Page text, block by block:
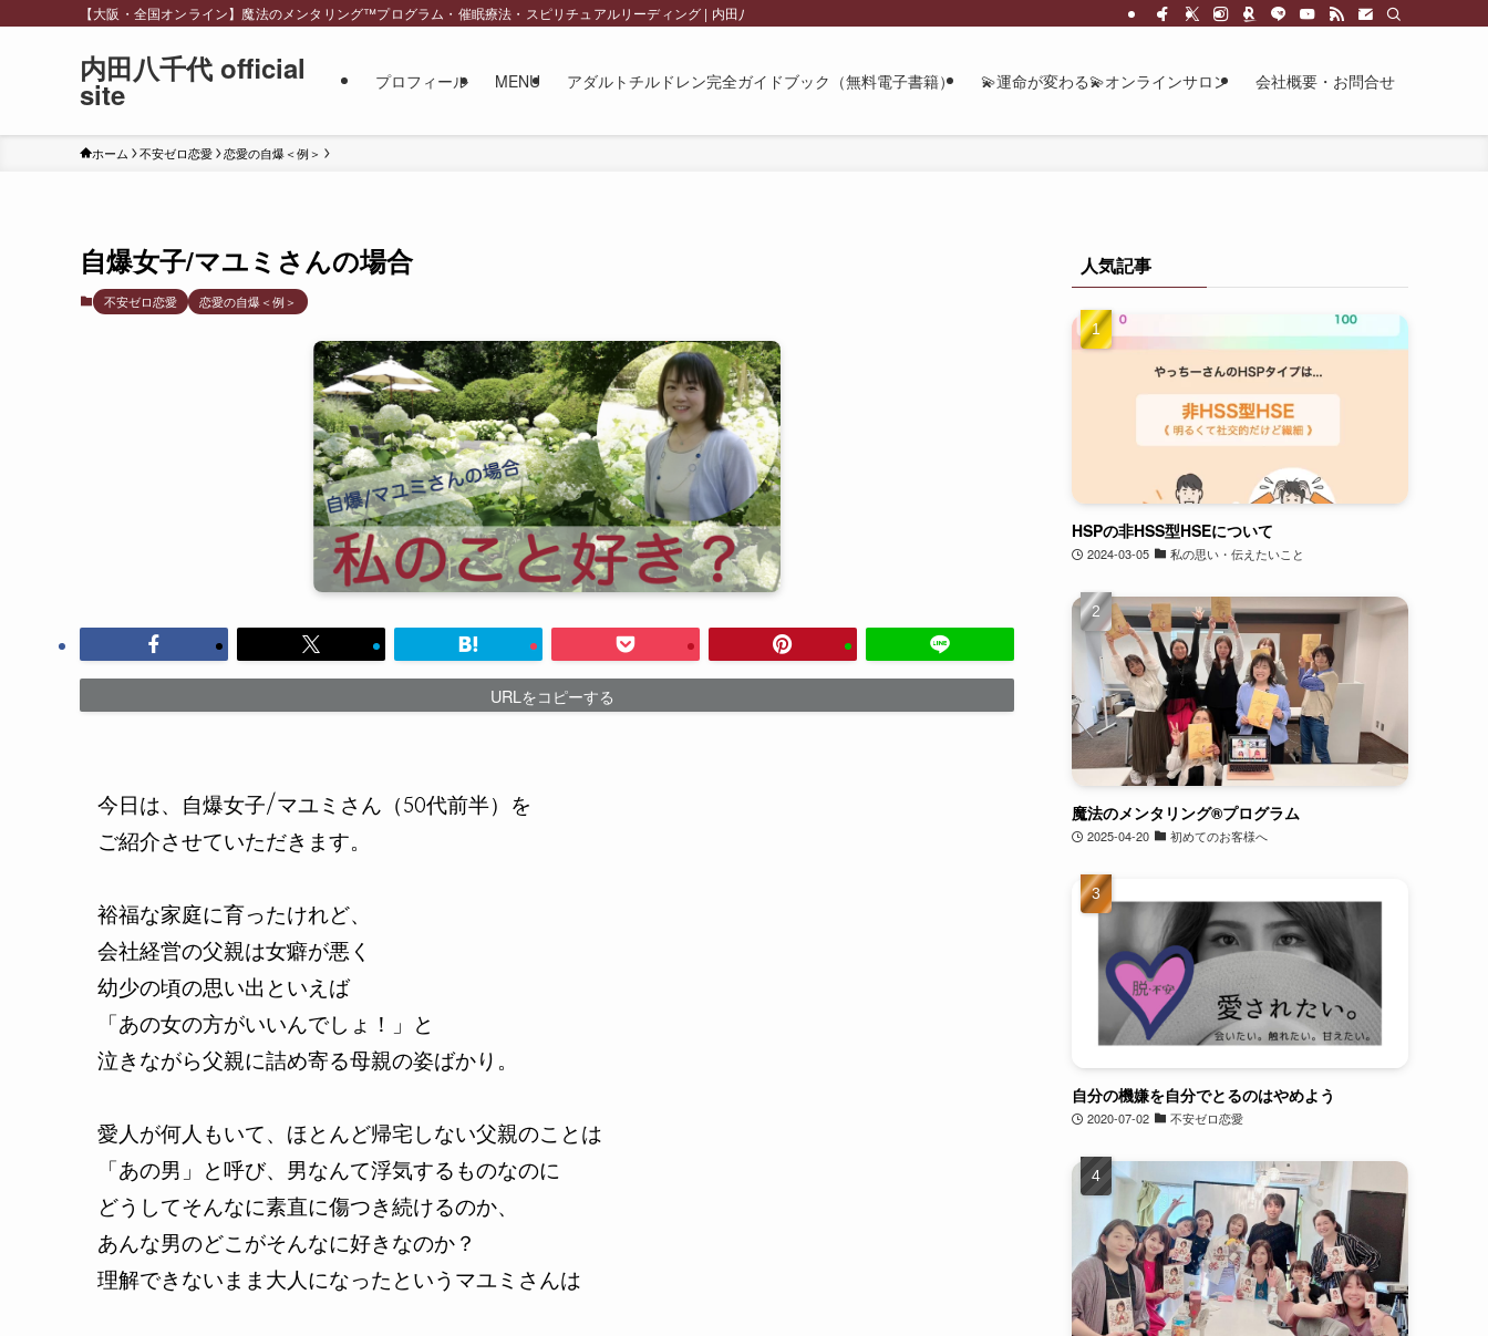
【大阪・全国オンライン】魔法のメンタリング™︎プログラム・催眠療法・スピリチュアルリーディング | 内田八千代 official site
内田八千代 official
site プロフィール MENU アダルトチルドレン完全ガイドブック（無料電子書籍） 💫運命が変わる💫オンラインサロン 会社概要・お問合せ
ホーム 不安ゼロ恋愛 恋愛の自爆＜例＞
自爆女子/マユミさんの場合
不安ゼロ恋愛 恋愛の自爆＜例＞
URLをコピーする
今日は、自爆女子/マユミさん（50代前半）を
ご紹介させていただきます。
裕福な家庭に育ったけれど、
会社経営の父親は女癖が悪く
幼少の頃の思い出といえば
「あの女の方がいいんでしょ！」と
泣きながら父親に詰め寄る母親の姿ばかり。
愛人が何人もいて、ほとんど帰宅しない父親のことは
「あの男」と呼び、男なんて浮気するものなのに
どうしてそんなに素直に傷つき続けるのか、
あんな男のどこがそんなに好きなのか？
理解できないまま大人になったというマユミさんは
人気記事
HSPの非HSS型HSEについて
2024-03-05 私の思い・伝えたいこと
魔法のメンタリング®︎プログラム
2025-04-20 初めてのお客様へ
自分の機嫌を自分でとるのはやめよう
2020-07-02 不安ゼロ恋愛